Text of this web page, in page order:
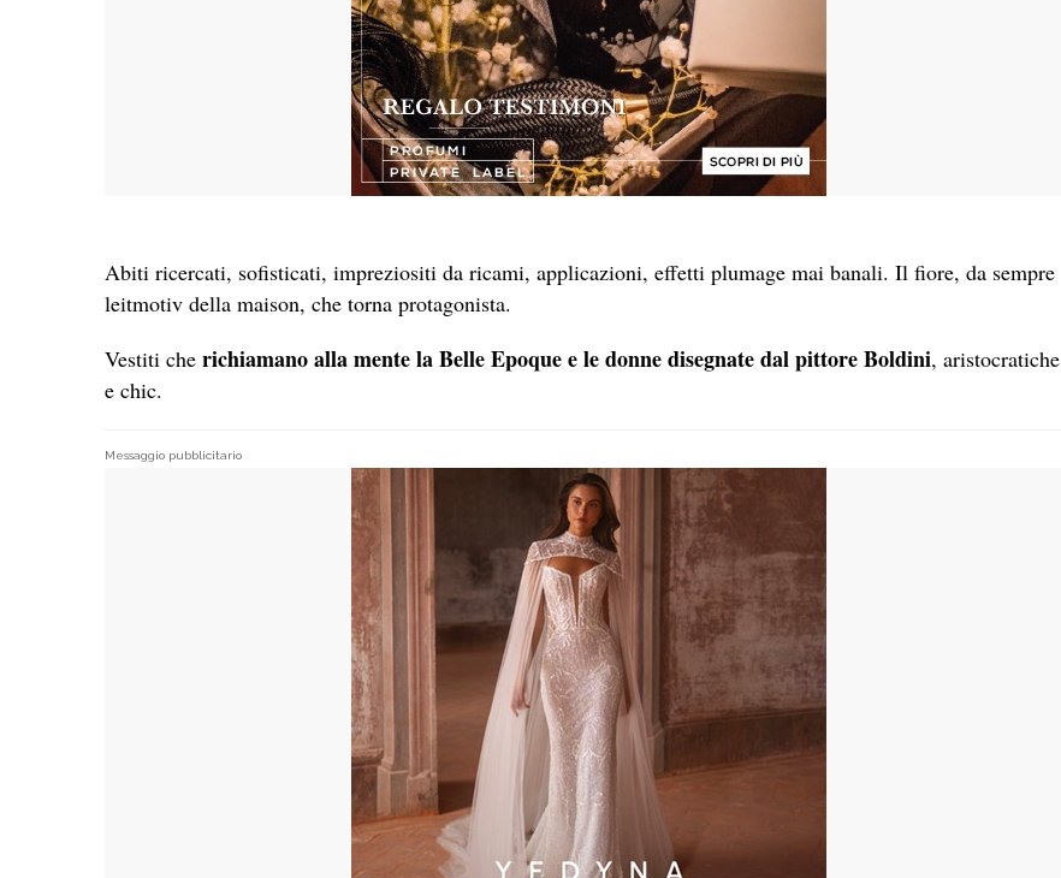
Abiti ricercati, sofisticati, impreziositi da ricami, applicazioni, effetti plumage mai banali. Il fiore, da sempre
leitmotiv della maison, che torna protagonista.
Vestiti che richiamano alla mente la Belle Epoque e le donne disegnate dal pittore Boldini, aristocratiche
e chic.
Messaggio pubblicitario